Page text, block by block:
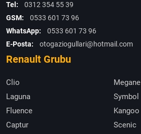
Tel:
0312 354 55 39
GSM:
0533 601 73 96
WhatsApp:
0533 601 73 96
E-Posta:
otogaziogullari@hotmail.com
Renault Grubu
Clio
Megane
Laguna
Symbol
Fluence
Kangoo
Captur
Scenic